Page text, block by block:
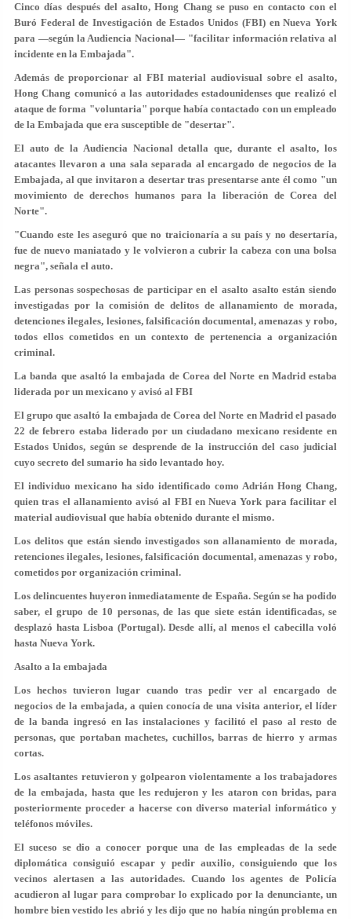
Cinco días después del asalto, Hong Chang se puso en contacto con el
Buró Federal de Investigación de Estados Unidos (FBI) en Nueva York
para —según la Audiencia Nacional— "facilitar información relativa al
incidente en la Embajada".
Además de proporcionar al FBI material audiovisual sobre el asalto,
Hong Chang comunicó a las autoridades estadounidenses que realizó el
ataque de forma "voluntaria" porque había contactado con un empleado
de la Embajada que era susceptible de "desertar".
El auto de la Audiencia Nacional detalla que, durante el asalto, los
atacantes llevaron a una sala separada al encargado de negocios de la
Embajada, al que invitaron a desertar tras presentarse ante él como "un
movimiento de derechos humanos para la liberación de Corea del
Norte".
"Cuando este les aseguró que no traicionaría a su país y no desertaría,
fue de nuevo maniatado y le volvieron a cubrir la cabeza con una bolsa
negra", señala el auto.
Las personas sospechosas de participar en el asalto asalto están siendo
investigadas por la comisión de delitos de allanamiento de morada,
detenciones ilegales, lesiones, falsificación documental, amenazas y robo,
todos ellos cometidos en un contexto de pertenencia a organización
criminal.
La banda que asaltó la embajada de Corea del Norte en Madrid estaba
liderada por un mexicano y avisó al FBI
El grupo que asaltó la embajada de Corea del Norte en Madrid el pasado
22 de febrero estaba liderado por un ciudadano mexicano residente en
Estados Unidos, según se desprende de la instrucción del caso judicial
cuyo secreto del sumario ha sido levantado hoy.
El individuo mexicano ha sido identificado como Adrián Hong Chang,
quien tras el allanamiento avisó al FBI en Nueva York para facilitar el
material audiovisual que había obtenido durante el mismo.
Los delitos que están siendo investigados son allanamiento de morada,
retenciones ilegales, lesiones, falsificación documental, amenazas y robo,
cometidos por organización criminal.
Los delincuenteshuyeron inmediatamente de España. Según se ha podido
saber, el grupo de 10 personas, de las que siete están identificadas, se
desplazó hasta Lisboa (Portugal). Desde allí, al menos el cabecilla voló
hasta Nueva York.
Asalto a la embajada
Los hechos tuvieron lugar cuando tras pedir ver al encargado de
negocios de la embajada, a quien conocía de una visita anterior, el líder
de la banda ingresó en las instalaciones y facilitó el paso al resto de
personas, que portabanmachetes, cuchillos, barras de hierro y armas
cortas.
Los asaltantes retuvieron y golpearon violentamente a los trabajadores
de la embajada, hasta que les redujeron y les ataron con bridas, para
posteriormente proceder a hacerse con diverso material informático y
teléfonos móviles.
El suceso se dio a conocer porque una de las empleadas de la sede
diplomática consiguió escapar y pedir auxilio, consiguiendo que los
vecinos alertasen a las autoridades. Cuando los agentes de Policía
acudieron al lugar para comprobar lo explicado por la denunciante, un
hombre bien vestido les abrió y les dijo que no había ningún problema en